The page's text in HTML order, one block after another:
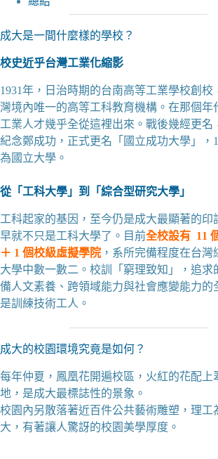
成大是一間什麼樣的學校？
校史近乎台灣工業化縮影
1931年，日治時期的台南高等工業學校創校
灣境內唯一的高等工科教育機構。在那個年
工業人才幾乎全從這裡出來。戰後幾經更名
紀念鄭成功，正式更名「國立成功大學」，
為國立大學。
從「工科大學」到「綜合型研究大學」
工科起家的基因，至今仍是成大最顯著的印
早就不只是工科大學了。目前全校設有 11
＋ 1 個校級虛擬學院 ，系所完備程度在台灣
大學中數一數二。校訓「窮理致知」，追求
備人文素養、跨領域能力與社會應變能力的
是訓練技術工人。
成大的校園環境究竟是如何？
每年仲夏，鳳凰花開遍校區，火紅的花配上
地，是成大最標誌性的景象。
校園內另散落著近百件公共藝術雕塑，理工
大，有著讓人驚訝的校園美學厚度。